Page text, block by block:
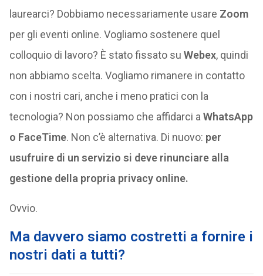
laurearci? Dobbiamo necessariamente usare Zoom
per gli eventi online. Vogliamo sostenere quel
colloquio di lavoro? È stato fissato su Webex, quindi
non abbiamo scelta. Vogliamo rimanere in contatto
con i nostri cari, anche i meno pratici con la
tecnologia? Non possiamo che affidarci a WhatsApp
o FaceTime. Non c’è alternativa. Di nuovo: per
usufruire di un servizio si deve rinunciare alla
gestione della propria privacy online.
Ovvio.
Ma davvero siamo costretti a fornire i
nostri dati a tutti?